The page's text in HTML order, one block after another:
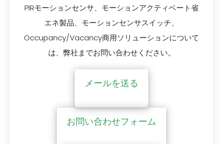
PIRモーションセンサ、モーションアクティベート省
エネ製品、モーションセンサスイッチ、
Occupancy/Vacancy商用ソリューションについて
は、弊社までお問い合わせください。
メールを送る
お問い合わせフォーム